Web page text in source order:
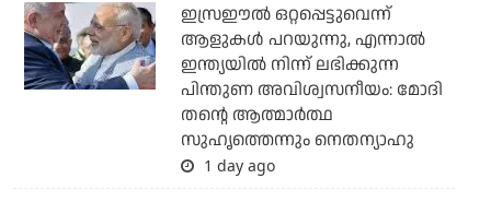
ഇസ്രഈല്‍ ഒറ്റപ്പെട്ടുവെന്ന്
ആളുകള്‍ പറയുന്നു, എന്നാല്‍
ഇന്ത്യയില്‍ നിന്ന് ലഭിക്കുന്ന
പിന്തുണ അവിശ്വസനീയം: മോദി
തന്റെ ആത്മാര്‍ത്ഥ
സുഹൃത്തെന്നും നെതന്യാഹു
1 day ago